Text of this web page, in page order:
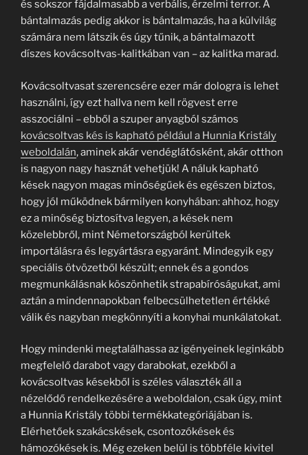
és sokszor fájdalmasabb a verbális, érzelmi terror. A
bántalmazás pedig akkor is bántalmazás, ha a külvilág
számára nem látszik és úgy tűnik, a bántalmazott
díszes kovácsoltvas-kalitkában van – az kalitka marad.
Kovácsoltvasat szerencsére ezer már dologra is lehet
használni, így ezt hallva nem kell rögvest erre
asszociálni – ebből a szuper anyagból számos
kovácsoltvas kés is kapható például a Hunnia Kristály
weboldalán, aminek akár vendéglátósként, akár otthon
is nagyon nagy hasznát vehetjük! A náluk kapható
kések nagyon magas minőségűek és egészen biztos,
hogy jól működnek bármilyen konyhában: ahhoz, hogy
ez a minőség biztosítva legyen, a kések nem
közelebbről, mint Németországból kerültek
importálásra és legyártásra egyaránt. Mindegyik egy
speciális ötvözetből készült; ennek és a gondos
megmunkálásnak köszönhetik strapabíróságukat, ami
aztán a mindennapokban felbecsülhetetlen értékké
válik és nagyban megkönnyíti a konyhai munkálatokat.
Hogy mindenki megtalálhassa az igényeinek leginkább
megfelelő darabot vagy darabokat, ezekből a
kovácsoltvas késekből is széles választék áll a
nézelődő rendelkezésére a weboldalon, csak úgy, mint
a Hunnia Kristály többi termékkategóriájában is.
Elérhetőek szakácskések, csontozókések és
hámozókések is. Még ezeken belül is többféle kivitel